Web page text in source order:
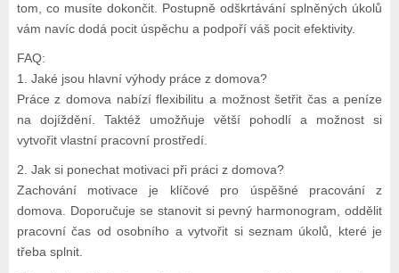
tom, co musíte dokončit. Postupně odškrtávání splněných úkolů
vám navíc dodá pocit úspěchu a podpoří váš pocit efektivity.
FAQ:
1. Jaké jsou hlavní výhody práce z domova?
Práce z domova nabízí flexibilitu a možnost šetřit čas a peníze
na dojíždění. Taktéž umožňuje větší pohodlí a možnost si
vytvořit vlastní pracovní prostředí.
2. Jak si ponechat motivaci při práci z domova?
Zachování motivace je klíčové pro úspěšné pracování z
domova. Doporučuje se stanovit si pevný harmonogram, oddělit
pracovní čas od osobního a vytvořit si seznam úkolů, které je
třeba splnit.